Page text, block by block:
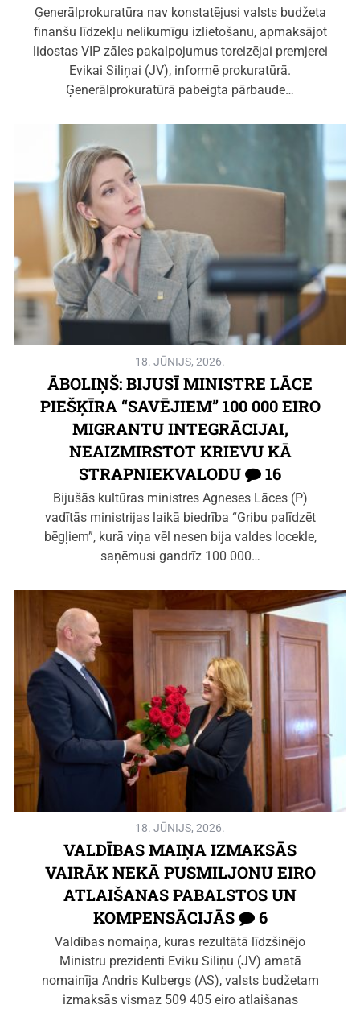
Ģenerālprokuratūra nav konstatējusi valsts budžeta
finanšu līdzekļu nelikumīgu izlietošanu, apmaksājot
lidostas VIP zāles pakalpojumus toreizējai premjerei
Evikai Siliņai (JV), informē prokuratūrā.
Ģenerālprokuratūrā pabeigta pārbaude…
18. JŪNIJS, 2026.
ĀBOLIŅŠ: BIJUSĪ MINISTRE LĀCE
PIEŠĶĪRA “SAVĒJIEM” 100 000 EIRO
MIGRANTU INTEGRĀCIJAI,
NEAIZMIRSTOT KRIEVU KĀ
STRAPNIEKVALODU
16
Bijušās kultūras ministres Agneses Lāces (P)
vadītās ministrijas laikā biedrība “Gribu palīdzēt
bēgļiem”, kurā viņa vēl nesen bija valdes locekle,
saņēmusi gandrīz 100 000…
18. JŪNIJS, 2026.
VALDĪBAS MAIŅA IZMAKSĀS
VAIRĀK NEKĀ PUSMILJONU EIRO
ATLAIŠANAS PABALSTOS UN
KOMPENSĀCIJĀS
6
Valdības nomaiņa, kuras rezultātā līdzšinējo
Ministru prezidenti Eviku Siliņu (JV) amatā
nomainīja Andris Kulbergs (AS), valsts budžetam
izmaksās vismaz 509 405 eiro atlaišanas